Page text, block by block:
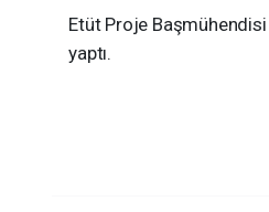
Etüt Proje Başmühendisi
yaptı.